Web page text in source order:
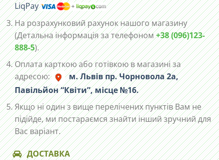
LiqPay
На розрахунковий рахунок нашого магазину
(Детальна інформація за телефоном+38 (096)123-
888-5).
Оплата карткою або готівкою в магазині за
адресою:
м. Львів пр. Чорновола 2а,
Павільйон “Квіти”, місце №16.
Якщо ні один з вище перелічених пунктів Вам не
підійде, ми постараємся знайти інший зручний для
Вас варіант.
ДОСТАВКА